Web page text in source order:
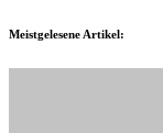
Meistgelesene Artikel: